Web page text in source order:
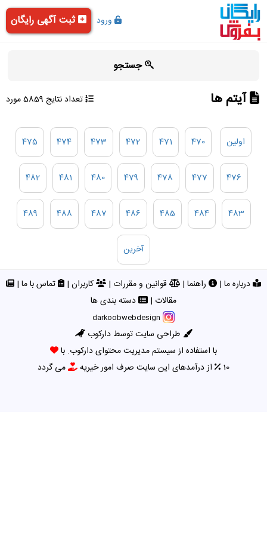
ورود ثبت آگهی رایگان
جستجو
آیتم ها تعداد نتایج 5859 مورد
اولین 470
471
472
473
474
475
476
477
478
479
480
481
482
483
484
485
486
487
488
489
آخرین
درباره ما | راهنما | قوانین و مقررات | کاربران | تماس با ما|
مقالات | دسته بندی ها
darkoobwebdesign
طراحی سایت توسط دارکوب
با استفاده از سیستم مدیریت محتوای دارکوب. با
10
از درآمدهای این سایت صرف امور خیریه می گردد